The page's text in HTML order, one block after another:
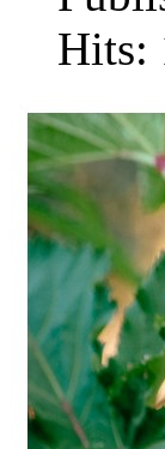
Hits: